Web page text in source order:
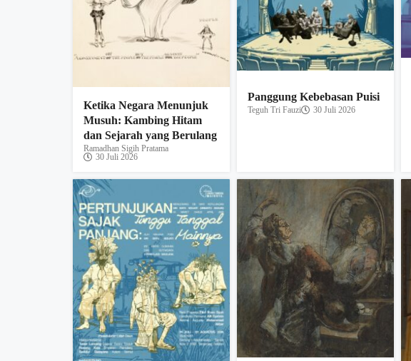
Ketika Negara Menunjuk
Musuh: Kambing Hitam
dan Sejarah yang Berulang
Ramadhan Sigih Pratama
30 Juli 2026
Panggung Kebebasan Puisi
Teguh Tri Fauzi 30 Juli 2026